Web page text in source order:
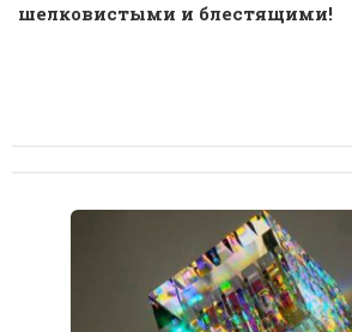
шелковистыми и блестящими!